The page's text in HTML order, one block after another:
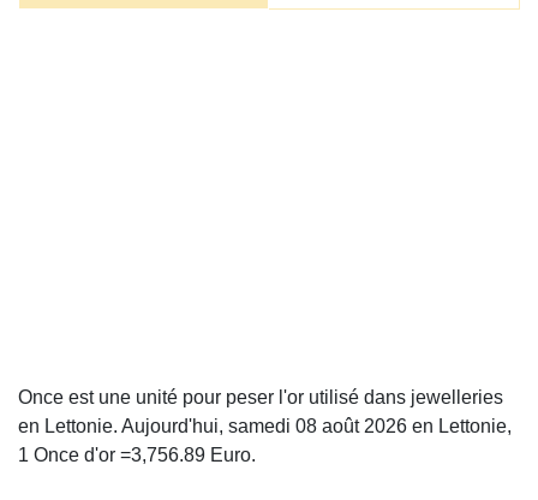
Once est une unité pour peser l'or utilisé dans jewelleries
en Lettonie. Aujourd'hui, samedi 08 août 2026 en Lettonie,
1 Once d'or =3,756.89 Euro.